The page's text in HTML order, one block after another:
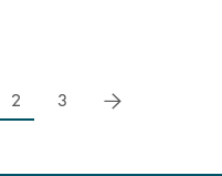
2 3 successivo